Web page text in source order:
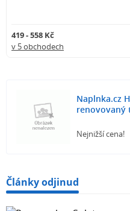
419 - 558 Kč
v 5 obchodech
Naplnka.cz
renovovaný
Nejnižší cena!
Články odjinud